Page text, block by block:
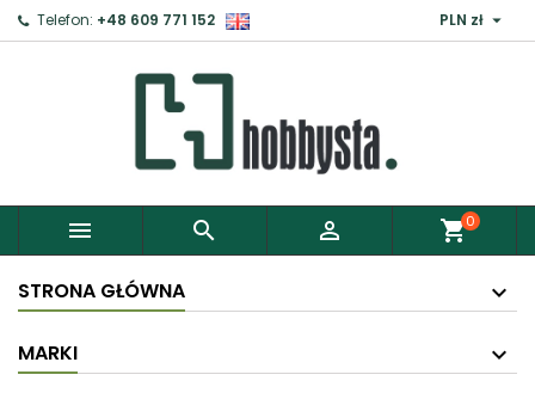
Telefon: +48 609 771 152 PLN zł 
   shopping_cart0
STRONA GŁÓWNA
MARKI
Zaloguj ×
Aby zapisać produkty do Schowka, musisz się
Anuluj Zaloguj